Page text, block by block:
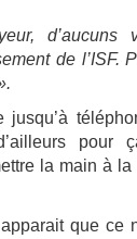
d’aucuns
de l’ISF.
jusqu’à
pour
la main à
que ce